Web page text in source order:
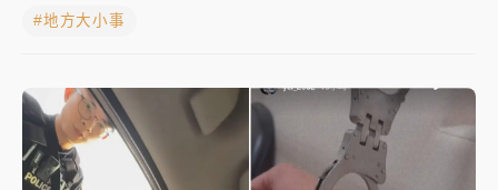
中租控股7月營收創今年新高 前7月獲利成長6%
獨家｜
和欣客運總裁逝世！少東涉洗錢遭收押 戴手銬
#地方大小事